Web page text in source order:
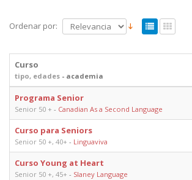
Ordenar por:
Curso
tipo, edades - academia
Programa Senior
Senior 50 + - Canadian As a Second Language
Curso para Seniors
Senior 50 +, 40+ - Linguaviva
Curso Young at Heart
Senior 50 +, 45+ - Slaney Language